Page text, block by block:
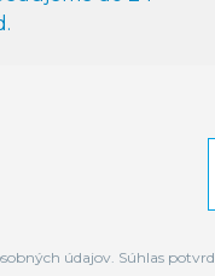
údajov. Súhlas